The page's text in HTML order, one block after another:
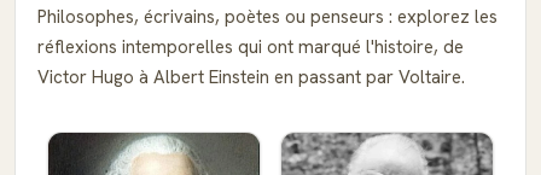
Philosophes, écrivains, poètes ou penseurs : explorez les
réflexions intemporelles qui ont marqué l'histoire, de
Victor Hugo à Albert Einstein en passant par Voltaire.